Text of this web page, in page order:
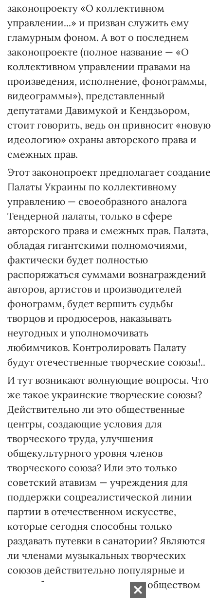
законопроекту «О коллективном
управлении...» и призван служить ему
гламурным фоном. А вот о последнем
законопроекте (полное название — «О
коллективном управлении правами на
произведения, исполнение, фонограммы,
видеограммы»), представленный
депутатами Давимукой и Кендзьором,
стоит говорить, ведь он привносит «новую
идеологию» охраны авторского права и
смежных прав.
Этот законопроект предполагает создание
Палаты Украины по коллективному
управлению — своеобразного аналога
Тендерной палаты, только в сфере
авторского права и смежных прав. Палата,
обладая гигантскими полномочиями,
фактически будет полностью
распоряжаться суммами вознаграждений
авторов, артистов и производителей
фонограмм, будет вершить судьбы
творцов и продюсеров, наказывать
неугодных и уполномочивать
любимчиков. Контролировать Палату
будут отечественные творческие союзы!..
И тут возникают волнующие вопросы. Что
же такое украинские творческие союзы?
Действительно ли это общественные
центры, создающие условия для
творческого труда, улучшения
общекультурного уровня членов
творческого союза? Или это только
советский атавизм — учреждения для
поддержки соцреалистической линии
партии в отечественном искусстве,
которые сегодня способны только
раздавать путевки в санатории? Являются
ли членами музыкальных творческих
союзов действительно популярные и
востребованные украинским обществом